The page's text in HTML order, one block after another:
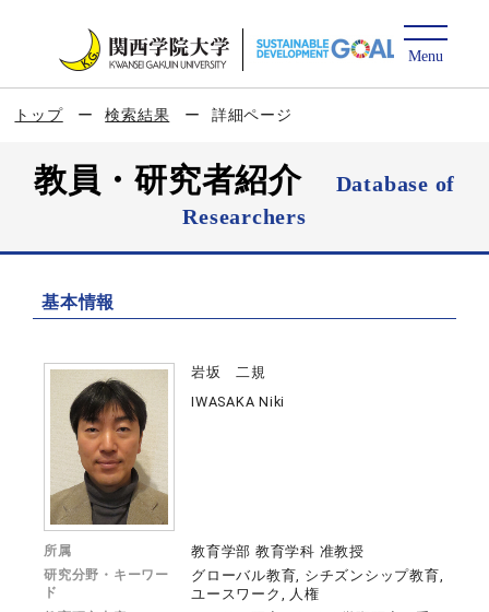
トップ 検索結果 詳細ページ
教員・研究者紹介
Database of
Researchers
基本情報
岩坂 二規
IWASAKA Niki
所属 教育学部 教育学科 准教授
研究分野・キーワー
ド
グローバル教育, シチズンシップ教育,
ユースワーク, 人権